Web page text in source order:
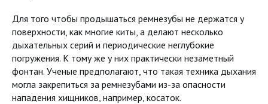
Для того чтобы продышаться ремнезубы не держатся у
поверхности, как многие киты, а делают несколько
дыхательных серий и периодические неглубокие
погружения. К тому же у них практически незаметный
фонтан. Ученые предполагают, что такая техника дыхания
могла закрепиться за ремнезубами из-за опасности
нападения хищников, например, косаток.